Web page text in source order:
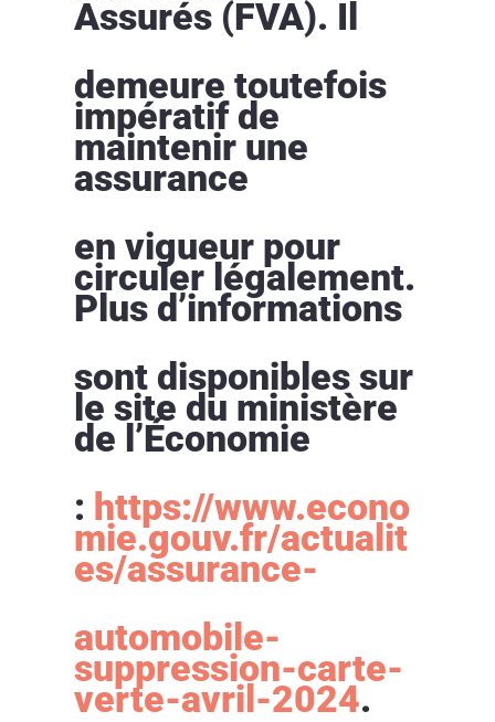
Assurés (FVA). Il
demeure toutefois
impératif de
maintenir une
assurance
en vigueur pour
circuler légalement.
Plus d’informations
sont disponibles sur
le site du ministère
de l’Économie
: https://www.econo
mie.gouv.fr/actualit
es/assurance-
automobile-
suppression-carte-
verte-avril-2024.